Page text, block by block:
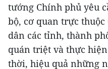
tướng Chính phủ yêu
bộ, cơ quan trực
dân các tỉnh, thành
quán triệt và thực
thời, hiệu quả những